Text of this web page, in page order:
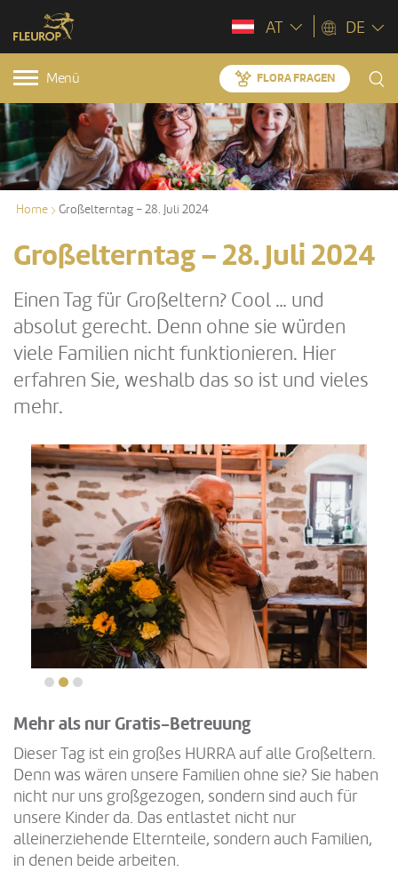
AT DE
Menü FLORA FRAGEN
Home Großelterntag – 28. Juli 2024
Großelterntag – 28. Juli 2024
Einen Tag für Großeltern? Cool … und
absolut gerecht. Denn ohne sie würden
viele Familien nicht funktionieren. Hier
erfahren Sie, weshalb das so ist und vieles
mehr.
Mehr als nur Gratis-Betreuung
Dieser Tag ist ein großes HURRA auf alle Großeltern.
Denn was wären unsere Familien ohne sie? Sie haben
nicht nur uns großgezogen, sondern sind auch für
unsere Kinder da. Das entlastet nicht nur
alleinerziehende Elternteile, sondern auch Familien,
in denen beide arbeiten.